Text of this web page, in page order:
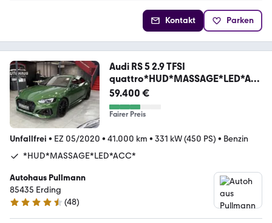
Kontakt Parken
Audi RS 5 2.9 TFSI
quattro*HUD*MASSAGE*LED*AC
C*
59.400 €
Fairer Preis
Unfallfrei • EZ 05/2020 • 41.000 km • 331 kW (450 PS) • Benzin
*HUD*MASSAGE*LED*ACC*
Autohaus Pullmann
85435 Erding
4.7 Sterne
(48)